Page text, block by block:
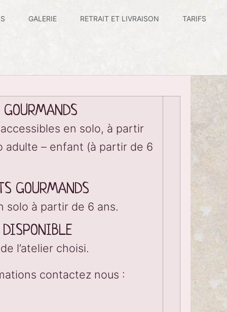
GALERIE RETRAIT ET LIVRAISON TARIFS
en solo, à partir
adulte – enfant (à partir de 6
GOURMANDS
solo à partir de 6 ans.
l’atelier choisi.
contactez nous :